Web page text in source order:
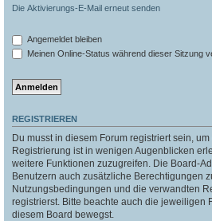
Die Aktivierungs-E-Mail erneut senden
Angemeldet bleiben
Meinen Online-Status während dieser Sitzung
REGISTRIEREN
Du musst in diesem Forum registriert sein,
Registrierung ist in wenigen Augenblicken
weitere Funktionen zuzugreifen. Die Board-
Benutzern auch zusätzliche Berechtigungen
Nutzungsbedingungen und die verwandten
registrierst. Bitte beachte auch die jeweiligen
diesem Board bewegst.